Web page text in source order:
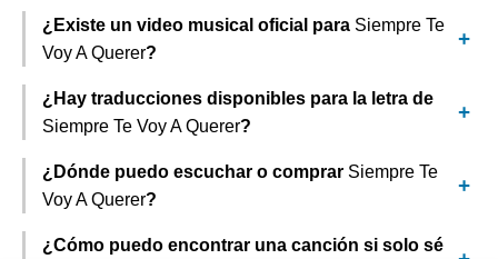
¿Existe un video musical oficial para Siempre Te
Voy A Querer?
¿Hay traducciones disponibles para la letra de
Siempre Te Voy A Querer?
¿Dónde puedo escuchar o comprar Siempre Te
Voy A Querer?
¿Cómo puedo encontrar una canción si solo sé